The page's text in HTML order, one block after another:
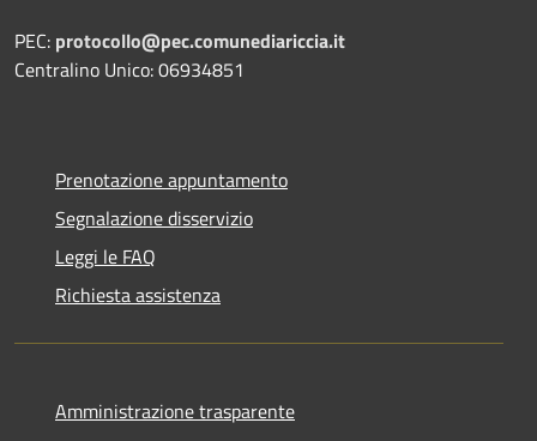
PEC: protocollo@pec.comunediariccia.it
Centralino Unico: 06934851
Prenotazione appuntamento
Segnalazione disservizio
Leggi le FAQ
Richiesta assistenza
Amministrazione trasparente